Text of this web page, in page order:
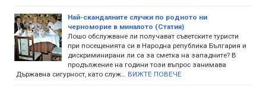
Най-скандалните случки по родното ни
черноморие в миналото (Статия)
Лошо обслужване ли получават съветските туристи
при посещенията си в Народна република България и
дискриминирани ли са за сметка на западните? В
продължение на години този въпрос занимава
Държавна сигурност, като служ…
ВИЖТЕ ПОВЕЧЕ